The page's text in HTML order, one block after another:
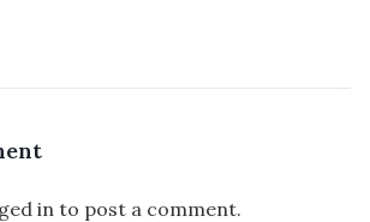
in to post a comment.